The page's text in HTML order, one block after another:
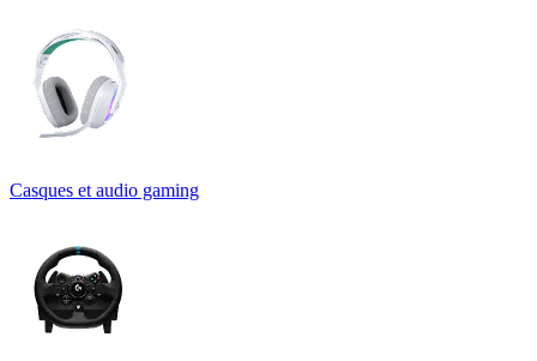
Casques et audio gaming